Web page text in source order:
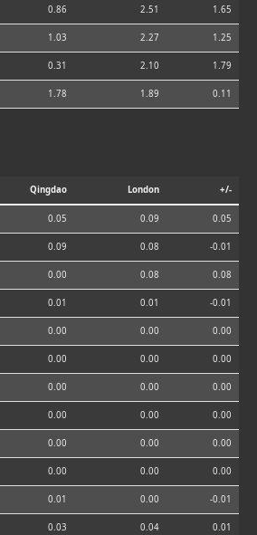
0.86 2.51 1.65
1.03 2.27 1.25
0.31 2.10 1.79
1.78 1.89 0.11
Qingdao London +/-
0.05 0.09 0.05
0.09 0.08 -0.01
0.00 0.08 0.08
0.01 0.01 -0.01
0.00 0.00 0.00
0.00 0.00 0.00
0.00 0.00 0.00
0.00 0.00 0.00
0.00 0.00 0.00
0.00 0.00 0.00
0.01 0.00 -0.01
0.03 0.04 0.01